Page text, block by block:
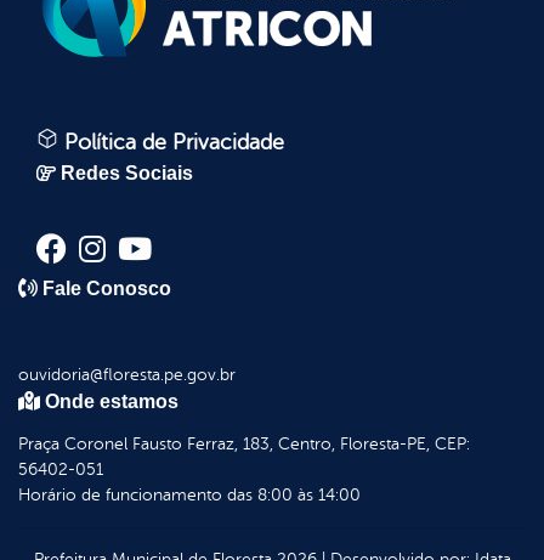
Política de Privacidade
Redes Sociais
Fale Conosco
ouvidoria@floresta.pe.gov.br
Onde estamos
Praça Coronel Fausto Ferraz, 183, Centro, Floresta-PE, CEP:
56402-051
Horário de funcionamento das 8:00 às 14:00